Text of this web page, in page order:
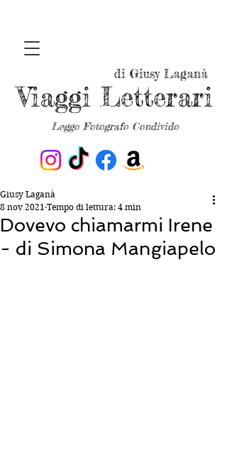
Leggo Fotografo Condivido
Viaggi Letterari
di Giusy Laganà
Dovevo chiamarmi Irene
- di Simona Mangiapelo
Giusy Laganà
8 nov 2021 Tempo di lettura: 4 min